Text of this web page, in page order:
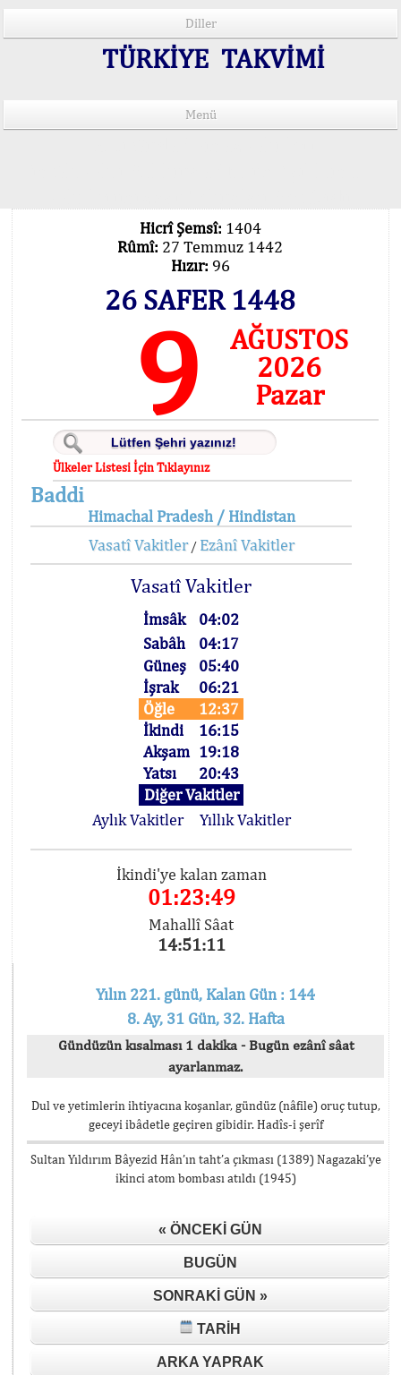
Diller
TÜRKİYE TAKVİMİ
Menü
Hicrî Şemsî: 1404
Rûmî: 27 Temmuz 1442
Hızır: 96
26 SAFER 1448
9
AĞUSTOS
2026
Pazar
Ülkeler Listesi İçin Tıklayınız
Baddi
Himachal Pradesh / Hindistan
Vasatî Vakitler/ Ezânî Vakitler
Vasatî Vakitler
İmsâk
04:02
Sabâh
04:17
Güneş
05:40
İşrak
06:21
Öğle
12:37
İkindi
16:15
Akşam 19:18
Yatsı
20:43
Diğer Vakitler
Aylık Vakitler
Yıllık Vakitler
İkindi'ye kalan zaman
01:23:49
Mahallî Sâat
14:51:11
Yılın 221. günü, Kalan Gün : 144
8. Ay, 31 Gün, 32. Hafta
Gündüzün kısalması 1 dakika - Bugün ezânî sâat
ayarlanmaz.
Dul ve yetimlerin ihtiyacına koşanlar, gündüz (nâfile) oruç tutup,
geceyi ibâdetle geçiren gibidir. Hadîs-i şerîf
Sultan Yıldırım Bâyezid Hân’ın taht’a çıkması (1389) Nagazaki’ye
ikinci atom bombası atıldı (1945)
« ÖNCEKI GÜN
BUGÜN
SONRAKI GÜN »
TARIH
ARKA YAPRAK